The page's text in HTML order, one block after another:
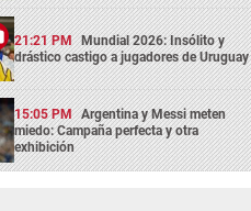
21:21 PM Mundial 2026: Insólito y
drástico castigo a jugadores de Uruguay
15:05 PM Argentina y Messi meten
miedo: Campaña perfecta y otra
exhibición